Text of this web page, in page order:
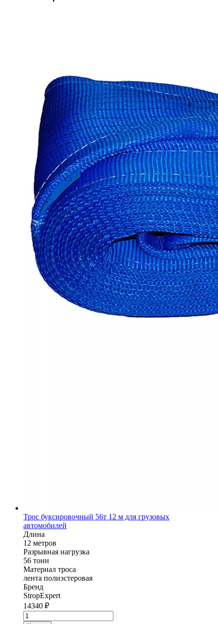
Трос буксировочный 56т 12 м для грузовых
автомобилей
Длина
12 метров
Разрывная нагрузка
56 тонн
Материал троса
лента полиэстеровая
Бренд
StropExpert
14340 ₽
Количество